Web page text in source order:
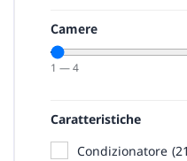
Camere
1 —4
Caratteristiche
Condizionatore (21